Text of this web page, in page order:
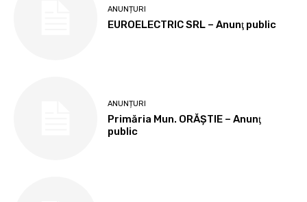
ANUNȚURI
EUROELECTRIC SRL – Anunţ public
ANUNȚURI
Primăria Mun. ORĂȘTIE – Anunţ
public